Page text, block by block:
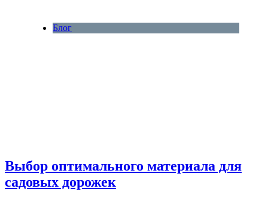
Блог
Выбор оптимального материала для
садовых дорожек